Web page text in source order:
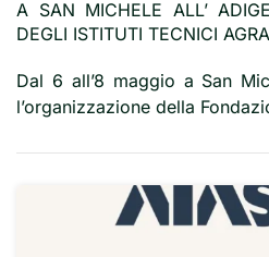
A SAN MICHELE ALL’
DEGLI ISTITUTI TECNICI
Dal 6 all’8 maggio a San
l’organizzazione della